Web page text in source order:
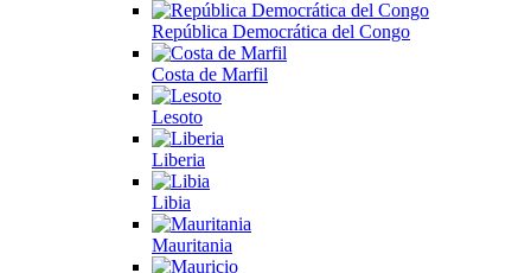
República Democrática del Congo
Costa de Marfil
Lesoto
Liberia
Libia
Mauritania